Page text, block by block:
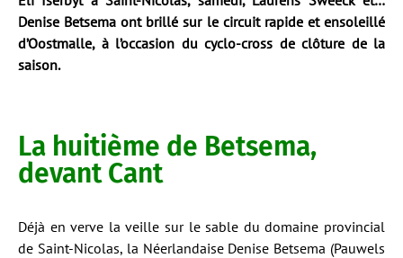
Denise Betsema ont brillé sur le circuit rapide et ensoleillé
d’Oostmalle, à l’occasion du cyclo-cross de clôture de la
saison.
La huitième de Betsema,
devant Cant
Déjà en verve la veille sur le sable du domaine provincial
de Saint-Nicolas, la Néerlandaise Denise Betsema (Pauwels